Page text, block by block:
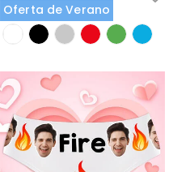
Oferta de Verano